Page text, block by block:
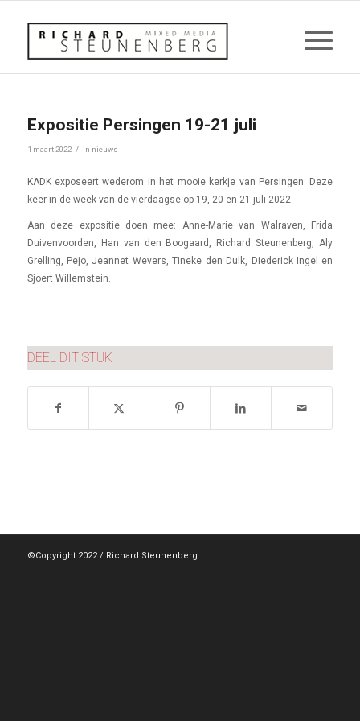
Expositie Persingen 19-21 juli
1 maart 2022 / in nieuws
KADK exposeert wederom in het mooie kerkje van Persingen. Deze
keer in de week van de vierdaagse op 19, 20 en 21 juli 2022.
Aan deze expositie doen mee: Anne-Marie van Walraven, Frida
Duivenvoorden, Han van den Boogaard, Richard Steunenberg, Aly
Grelling, Pejo, Jeannet Wevers, Tineke den Dulk, Diederick Ingel en
Sjoert Willemstein.
DEEL DIT STUK
©Copyright 2022 / Richard Steunenberg